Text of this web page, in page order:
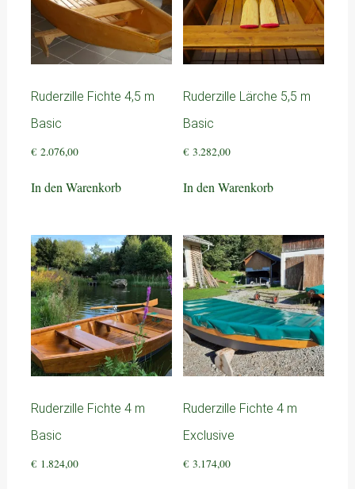
Ruderzille Fichte 4,5 m
Basic
€2.076,00
In den Warenkorb
Ruderzille Lärche 5,5 m
Basic
€ 3.282,00
In den Warenkorb
Ruderzille Fichte 4 m
Basic
€1.824,00
Ruderzille Fichte 4 m
Exclusive
€ 3.174,00